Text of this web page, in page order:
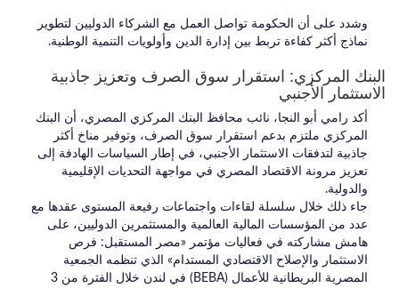
وشدد على أن الحكومة تواصل العمل مع الشركاء الدوليين لتطوير
نماذج أكثر كفاءة تربط بين إدارة الدين وأولويات التنمية الوطنية.
البنك المركزي: استقرار سوق الصرف وتعزيز جاذبية
الاستثمار الأجنبي
أكد رامي أبو النجا، نائب محافظ البنك المركزي المصري، أن البنك
المركزي ملتزم بدعم استقرار سوق الصرف، وتوفير مناخ أكثر
جاذبية لتدفقات الاستثمار الأجنبي، في إطار السياسات الهادفة إلى
تعزيز مرونة الاقتصاد المصري في مواجهة التحديات الإقليمية
والدولية.
جاء ذلك خلال سلسلة لقاءات واجتماعات رفيعة المستوى عقدها مع
عدد من المؤسسات المالية العالمية والمستثمرين الدوليين، على
هامش مشاركته في فعاليات مؤتمر «مصر المستقبل: فرص
الاستثمار والإصلاح الاقتصادي المستدام» الذي تنظمه الجمعية
المصرية البريطانية للأعمال (BEBA) في لندن خلال الفترة من 3